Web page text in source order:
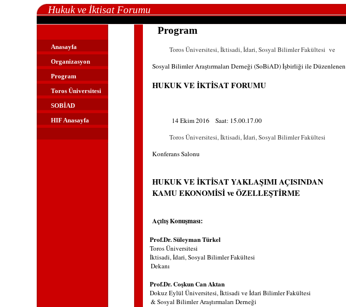
Hukuk ve İktisat Forumu
Anasayfa
Organizasyon
Program
Toros Üniversitesi
SOBİAD
HIF Anasayfa
Program
Toros Üniversitesi, İktisadi, İdari, Sosyal Bilimler Fakültesi ve
Sosyal Bilimler Araştırmaları Derneği (SoBiAD) İşbirliği ile Düzenlenen
HUKUK VE İKTİSAT FORUMU
14Ekim 2016
Saat: 15.00.17.00
Toros Üniversitesi, İktisadi, İdari, Sosyal Bilimler Fakültesi
Konferans Salonu
HUKUK VE İKTİSAT YAKLAŞIMI AÇISINDAN
KAMU EKONOMİSİ ve ÖZELLEŞTİRME
Açılış Konuşması:
Prof.Dr. Süleyman Türkel
Toros Üniversitesi
İktisadi, İdari, Sosyal Bilimler Fakültesi
Dekanı
Prof.Dr. Coşkun Can Aktan
Dokuz Eylül Üniversitesi, İktisadi ve İdari Bilimler Fakültesi
& Sosyal Bilimler Araştırmaları Derneği